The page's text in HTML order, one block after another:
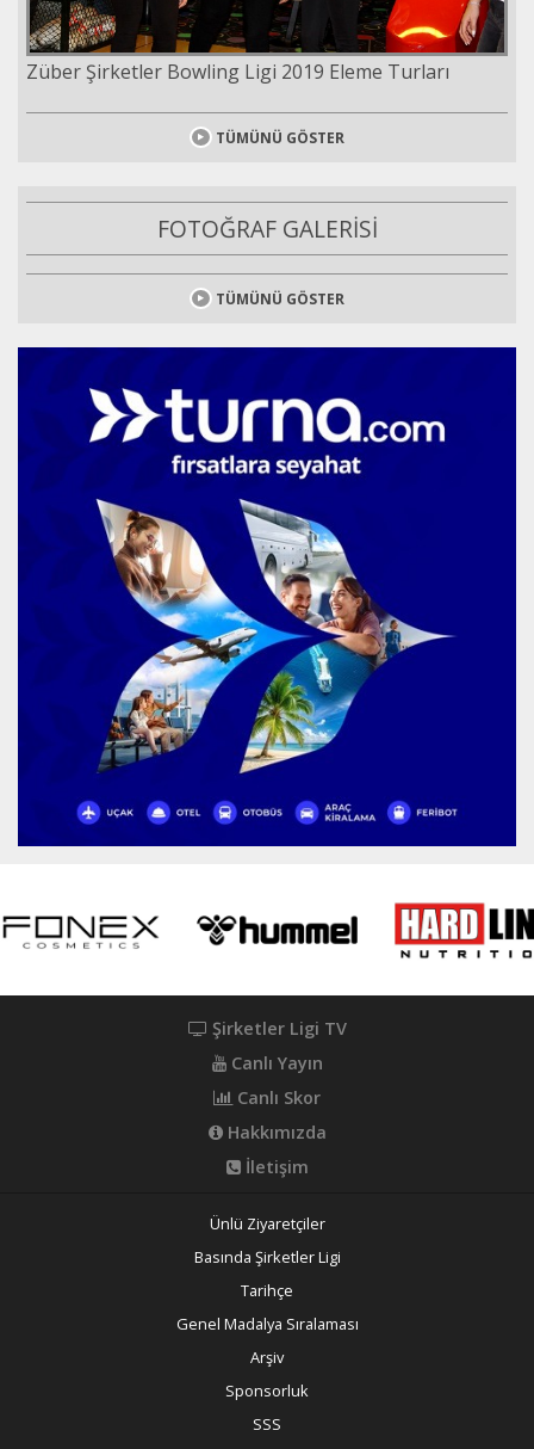
Züber Şirketler Bowling Ligi 2019 Eleme Turları
TÜMÜNÜ GÖSTER
FOTOĞRAF GALERİSİ
TÜMÜNÜ GÖSTER
Şirketler Ligi TV
Canlı Yayın
Canlı Skor
Hakkımızda
İletişim
Ünlü Ziyaretçiler
Basında Şirketler Ligi
Tarihçe
Genel Madalya Sıralaması
Arşiv
Sponsorluk
SSS